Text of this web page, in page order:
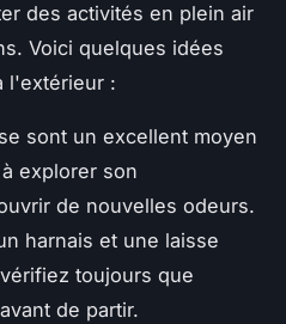
des activités en plein air
Voici quelques idées
l'extérieur :
sont un excellent moyen
explorer son
de nouvelles odeurs.
harnais et une laisse
toujours que
de partir.